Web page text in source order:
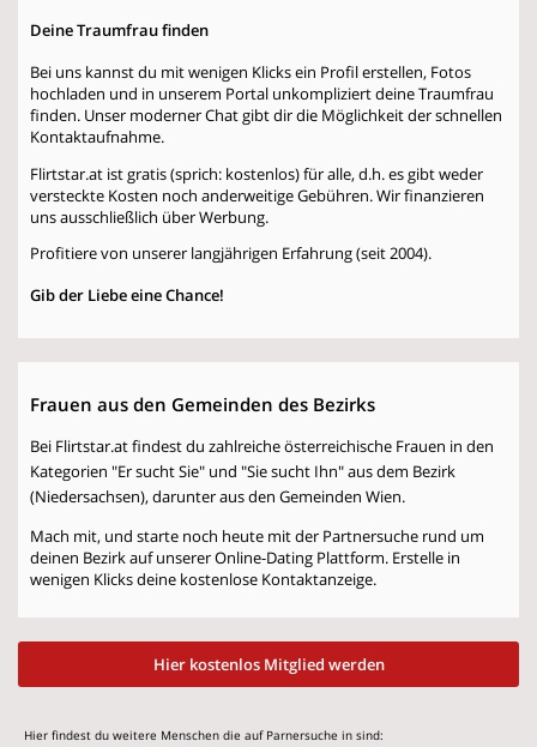
Deine Traumfrau finden
Bei uns kannst du mit wenigen Klicks ein Profil erstellen, Fotos
hochladen und in unserem Portal unkompliziert deine Traumfrau
finden. Unser moderner Chat gibt dir die Möglichkeit der schnellen
Kontaktaufnahme.
Flirtstar.at ist gratis (sprich: kostenlos) für alle, d.h. es gibt weder
versteckte Kosten noch anderweitige Gebühren. Wir finanzieren
uns ausschließlich über Werbung.
Profitiere von unserer langjährigen Erfahrung (seit 2004).
Gib der Liebe eine Chance!
Frauen aus den Gemeinden des Bezirks
Bei Flirtstar.at findest du zahlreiche österreichische Frauen in den
Kategorien "Er sucht Sie" und "Sie sucht Ihn" aus dem Bezirk
(Niedersachsen), darunter aus den Gemeinden Wien.
Mach mit, und starte noch heute mit der Partnersuche rund um
deinen Bezirk auf unserer Online-Dating Plattform. Erstelle in
wenigen Klicks deine kostenlose Kontaktanzeige.
Hier kostenlos Mitglied werden
Hier findest du weitere Menschen die auf Parnersuche in sind: